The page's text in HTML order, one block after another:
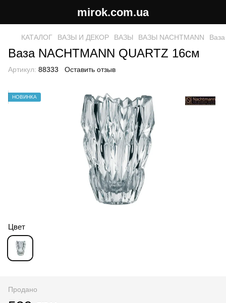
mirok.com.ua
КАТАЛОГ ВАЗЫ И ДЕКОР ВАЗЫ ВАЗЫ NACHTMANN
Ваза NACHTMANN QUARTZ 16см
Артикул: 88333 Оставить отзыв
НОВИНКА
Цвет
Продано